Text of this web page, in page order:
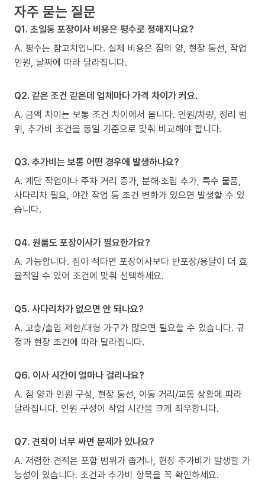
자주 묻는 질문
Q1. 초일동 포장이사 비용은 평수로 정해지나요?
A. 평수는 참고치입니다. 실제 비용은 짐의 양, 현장 동선, 작업
인원, 날짜에 따라 달라집니다.
Q2. 같은 조건 같은데 업체마다 가격 차이가 커요.
A. 금액 차이는 보통 조건 차이에서 옵니다. 인원/차량, 정리 범
위, 추가비 조건을 동일 기준으로 맞춰 비교해야 합니다.
Q3. 추가비는 보통 어떤 경우에 발생하나요?
A. 계단 작업이나 주차 거리 증가, 분해·조립 추가, 특수 물품,
사다리차 필요, 야간 작업 등 조건 변화가 있으면 발생할 수 있
습니다.
Q4. 원룸도 포장이사가 필요한가요?
A. 가능합니다. 짐이 적다면 포장이사보다 반포장/용달이 더 효
율적일 수 있어 조건에 맞춰 선택하세요.
Q5. 사다리차가 없으면 안 되나요?
A. 고층/출입 제한/대형 가구가 많으면 필요할 수 있습니다. 규
정과 현장 조건에 따라 달라집니다.
Q6. 이사 시간이 얼마나 걸리나요?
A. 짐 양과 인원 구성, 현장 동선, 이동 거리/교통 상황에 따라
달라집니다. 인원 구성이 작업 시간을 크게 좌우합니다.
Q7. 견적이 너무 싸면 문제가 있나요?
A. 저렴한 견적은 포함 범위가 좁거나, 현장 추가비가 발생할 가
능성이 있습니다. 조건과 추가비 항목을 꼭 확인하세요.